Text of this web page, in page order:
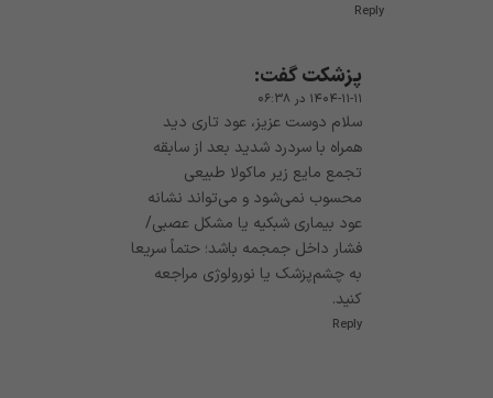
Reply
پزشکتگفت:
۱۴۰۴-۱۱-۱۱ در ۰۶:۳۸
سلام دوست عزیز، عود تاری دید
همراه با سردرد شدید بعد از سابقه
تجمع مایع زیر ماکولا طبیعی
محسوب نمی‌شود و می‌تواند نشانه
عود بیماری شبکیه یا مشکل عصبی/
فشار داخل جمجمه باشد؛ حتماً سریعا
به چشم‌پزشک یا نورولوژی مراجعه
کنید.
Reply